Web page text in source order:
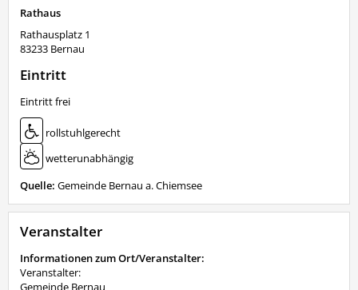
Rathaus
Rathausplatz 1
83233 Bernau
Eintritt
Eintritt frei
rollstuhlgerecht
wetterunabhängig
Quelle: Gemeinde Bernau a. Chiemsee
Veranstalter
Informationen zum Ort/Veranstalter:
Veranstalter:
Gemeinde Bernau